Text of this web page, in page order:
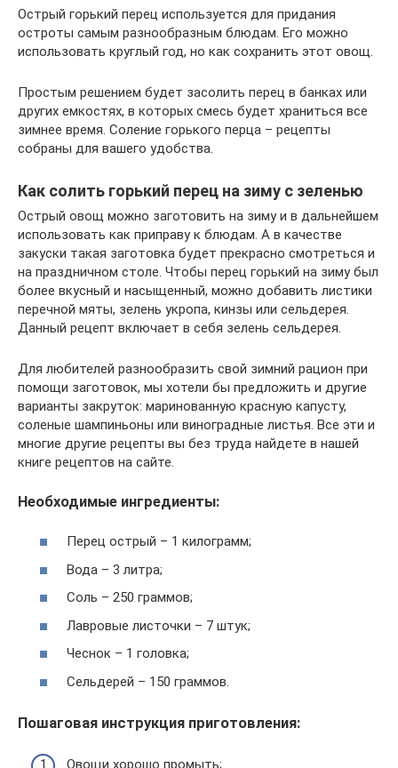
Острый горький перец используется для придания
остроты самым разнообразным блюдам. Его можно
использовать круглый год, но как сохранить этот овощ.
Простым решением будет засолить перец в банках или
других емкостях, в которых смесь будет храниться все
зимнее время. Соление горького перца – рецепты
собраны для вашего удобства.
Как солить горький перец на зиму с зеленью
Острый овощ можно заготовить на зиму и в дальнейшем
использовать как приправу к блюдам. А в качестве
закуски такая заготовка будет прекрасно смотреться и
на праздничном столе. Чтобы перец горький на зиму был
более вкусный и насыщенный, можно добавить листики
перечной мяты, зелень укропа, кинзы или сельдерея.
Данный рецепт включает в себя зелень сельдерея.
Для любителей разнообразить свой зимний рацион при
помощи заготовок, мы хотели бы предложить и другие
варианты закруток: маринованную красную капусту,
соленые шампиньоны или виноградные листья. Все эти и
многие другие рецепты вы без труда найдете в нашей
книге рецептов на сайте.
Необходимые ингредиенты:
Перец острый – 1 килограмм;
Вода – 3 литра;
Соль – 250 граммов;
Лавровые листочки – 7 штук;
Чеснок – 1 головка;
Сельдерей – 150 граммов.
Пошаговая инструкция приготовления:
Овощи хорошо промыть;